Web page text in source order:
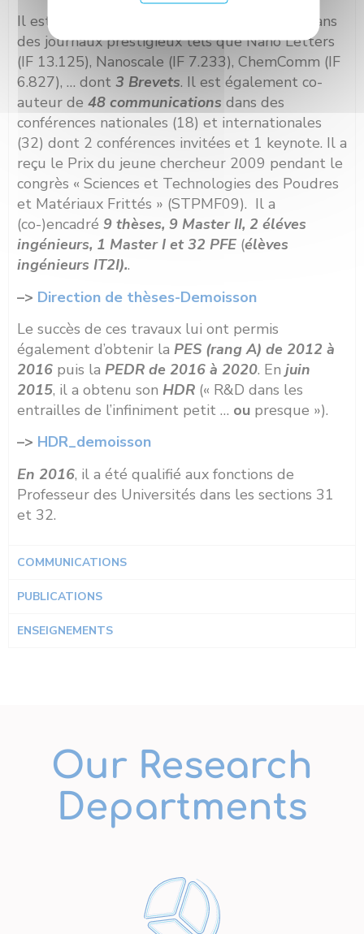
Il est co-auteur de
parues dans
des journaux prestigieux tels que Nano Letters
(IF 13.125), Nanoscale (IF 7.233), ChemComm (IF
6.827), … dont 3 Brevets. Il est également co-
auteur de 48 communications dans des
conférences nationales (18) et internationales
(32) dont 2 conférences invitées et 1 keynote. Il a
reçu le Prix du jeune chercheur 2009 pendant le
congrès « Sciences et Technologies des Poudres
et Matériaux Frittés » (STPMF09). Il a
(co-)encadré 9 thèses, 9 Master II, 2 éléves
ingénieurs, 1 Master I et 32 PFE (élèves
ingénieurs IT2I)..
–> Direction de thèses-Demoisson
Le succès de ces travaux lui ont permis
également d’obtenir la PES (rang A) de 2012 à
2016 puis la PEDR de 2016 à 2020. En juin
2015, il a obtenu son HDR (« R&D dans les
entrailles de l’infiniment petit … ou presque »).
–> HDR_demoisson
En 2016, il a été qualifié aux fonctions de
Professeur des Universités dans les sections 31
et 32.
COMMUNICATIONS
PUBLICATIONS
ENSEIGNEMENTS
Our Research
Departments